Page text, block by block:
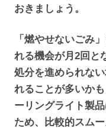
おきましょう。
「燃やせないごみ
れる機会が月2回と
処分を進められな
れることが多いか
ーリングライト製
ため、比較的スム